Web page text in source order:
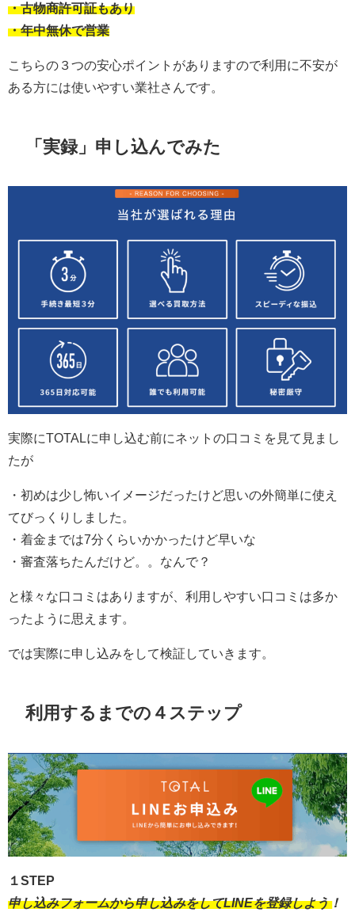
・古物商許可証もあり
・年中無休で営業
こちらの３つの安心ポイントがありますので利用に不安が
ある方には使いやすい業社さんです。
「実録」申し込んでみた
実際にTOTALに申し込む前にネットの口コミを見て見まし
たが
・初めは少し怖いイメージだったけど思いの外簡単に使え
てびっくりしました。
・着金までは7分くらいかかったけど早いな
・審査落ちたんだけど。。なんで？
と様々な口コミはありますが、利用しやすい口コミは多か
ったように思えます。
では実際に申し込みをして検証していきます。
利用するまでの４ステップ
１STEP
申し込みフォームから申し込みをしてLINEを登録しよう！